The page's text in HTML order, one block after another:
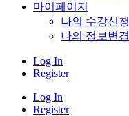
마이페이지
나의 수강신청
나의 정보변경
Log In
Register
Log In
Register